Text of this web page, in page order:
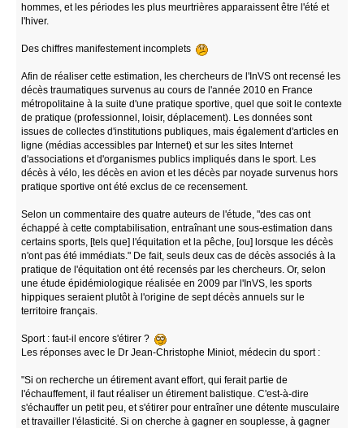
hommes, et les périodes les plus meurtrières apparaissent être l'été et
l'hiver.
Des chiffres manifestement incomplets
Afin de réaliser cette estimation, les chercheurs de l'InVS ont recensé les
décès traumatiques survenus au cours de l'année 2010 en France
métropolitaine à la suite d'une pratique sportive, quel que soit le contexte
de pratique (professionnel, loisir, déplacement). Les données sont
issues de collectes d'institutions publiques, mais également d'articles en
ligne (médias accessibles par Internet) et sur les sites Internet
d'associations et d'organismes publics impliqués dans le sport. Les
décès à vélo, les décès en avion et les décès par noyade survenus hors
pratique sportive ont été exclus de ce recensement.
Selon un commentaire des quatre auteurs de l'étude, "des cas ont
échappé à cette comptabilisation, entraînant une sous-estimation dans
certains sports, [tels que] l'équitation et la pêche, [ou] lorsque les décès
n'ont pas été immédiats." De fait, seuls deux cas de décès associés à la
pratique de l'équitation ont été recensés par les chercheurs. Or, selon
une étude épidémiologique réalisée en 2009 par l'InVS, les sports
hippiques seraient plutôt à l'origine de sept décès annuels sur le
territoire français.
Sport : faut-il encore s'étirer ?
Les réponses avec le Dr Jean-Christophe Miniot, médecin du sport :
"Si on recherche un étirement avant effort, qui ferait partie de
l'échauffement, il faut réaliser un étirement balistique. C'est-à-dire
s'échauffer un petit peu, et s'étirer pour entraîner une détente musculaire
et travailler l'élasticité. Si on cherche à gagner en souplesse, à gagner